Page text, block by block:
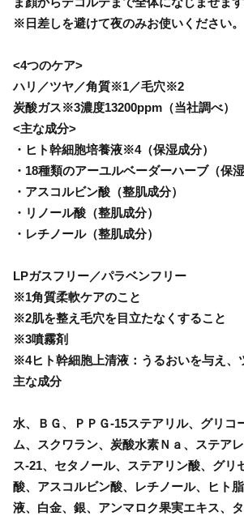
※日差しを避けて夜のみお使いください。
<4つのケア>
ハリ／ツヤ／角質※1／毛穴※2
炭酸ガス※3濃度13200ppm（当社調べ）
<主な成分>
・ヒト幹細胞培養液※4（保湿成分）
・18種類のアーユルベーダーハーブ（保
・アスコルビン酸（整肌成分）
・リノール酸（整肌成分）
・レチノール（整肌成分）
LPガスフリー／パラベンフリー
※1角質柔軟ケアのこと
※2肌を整え毛穴を目立たなくすること
※3噴霧剤
※4ヒト幹細胞上清液：うるおいを与え、
主な成分
水、ＢＧ、ＰＰＧ-15ステアリル、グリコ
ム、スクワラン、炭酸水素Ｎａ、ステア
ス-21、セタノール、ステアリン酸、グリ
酸、アスコルビン酸、レチノール、ヒト
液、白金、銀、アンマロク果実エキス、